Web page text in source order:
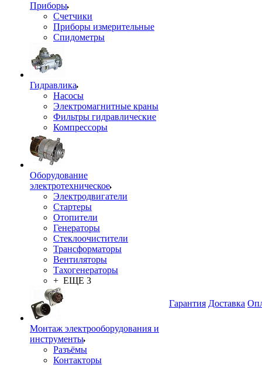
Приборы
Счетчики
Приборы измерительные
Спидометры
Гидравлика
Насосы
Электромагнитные краны
Фильтры гидравлические
Компрессоры
Оборудование
электротехническое
Электродвигатели
Стартеры
Отопители
Генераторы
Стеклоочистители
Трансформаторы
Вентиляторы
Тахогенераторы
+ ЕЩЕ 3
Монтаж электрооборудования и
инструменты
Разъёмы
Контакторы
Гарантия Доставка